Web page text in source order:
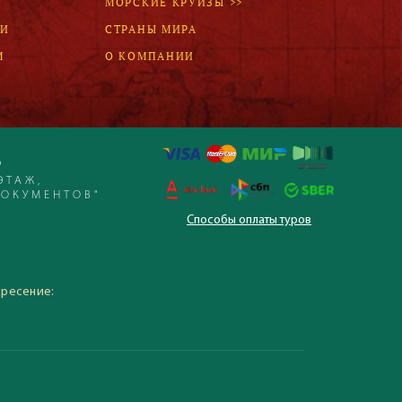
СТРАНЫ МИРА
О КОМПАНИИ
Способы оплаты туров